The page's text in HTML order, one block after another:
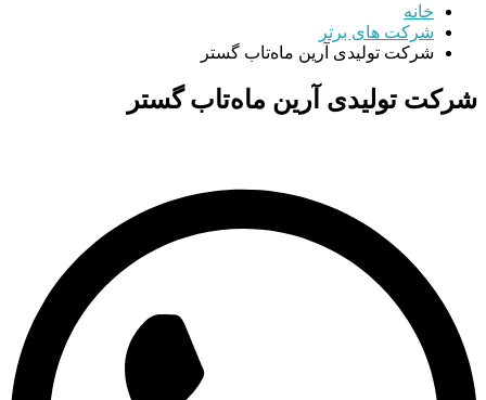
خانه
شرکت های برتر
شرکت تولیدی آرین ماه‌تاب گستر
شرکت تولیدی آرین ماه‌تاب گستر